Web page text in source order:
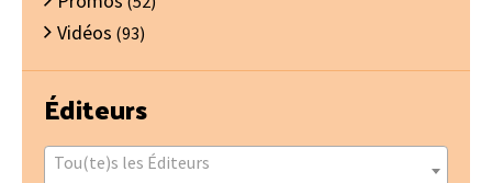
Vidéos (93)
Éditeurs
Tou(te)s les Éditeurs